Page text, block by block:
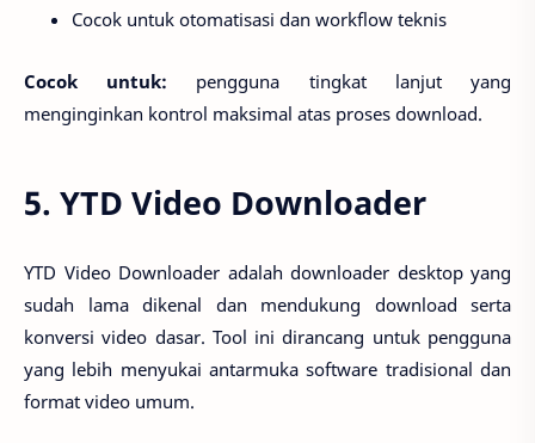
Cocok untuk otomatisasi dan workflow teknis
Cocok untuk: pengguna tingkat lanjut yang
menginginkan kontrol maksimal atas proses download.
5. YTD Video Downloader
YTD Video Downloader adalah downloader desktop yang
sudah lama dikenal dan mendukung download serta
konversi video dasar. Tool ini dirancang untuk pengguna
yang lebih menyukai antarmuka software tradisional dan
format video umum.